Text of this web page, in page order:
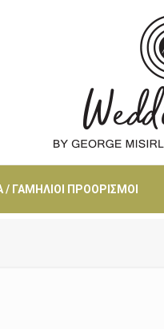
/ ΓΑΜΉΛΙΟΙ ΠΡΟΟΡΙΣΜΟΊ